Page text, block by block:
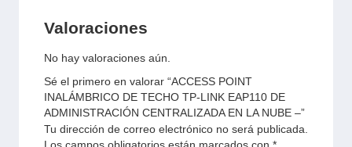
Valoraciones
No hay valoraciones aún.
Sé el primero en valorar “ACCESS POINT
INALÁMBRICO DE TECHO TP-LINK EAP110 DE
ADMINISTRACIÓN CENTRALIZADA EN LA NUBE –”
Tu dirección de correo electrónico no será publicada.
Los campos obligatorios están marcados con *